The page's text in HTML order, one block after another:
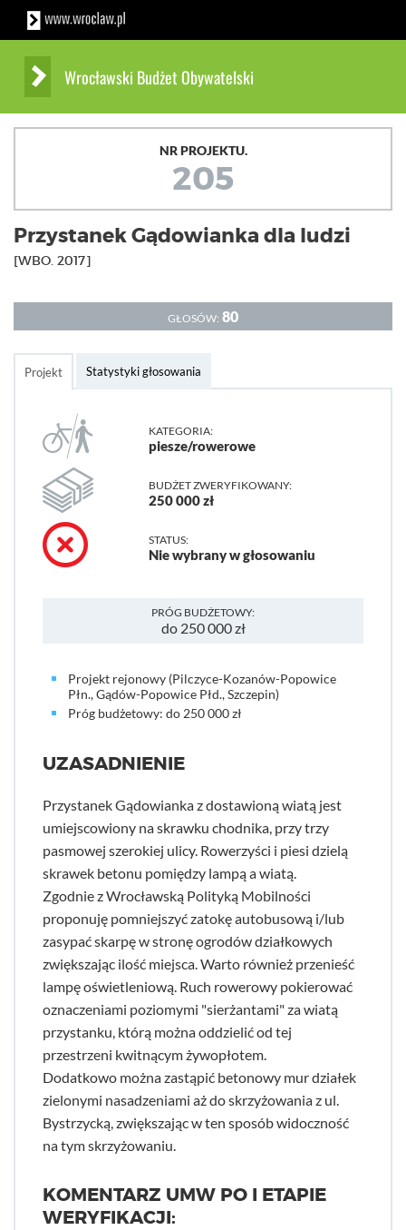
Wrocławski Budżet Obywatelski
NR PROJEKTU.
205
Przystanek Gądowianka dla ludzi
[WBO. 2017]
GŁOSÓW: 80
Projekt Statystyki głosowania
KATEGORIA:
piesze/rowerowe
BUDŻET ZWERYFIKOWANY:
250 000 zł
STATUS:
Nie wybrany w głosowaniu
PRÓG BUDŻETOWY:
do 250 000 zł
Projekt rejonowy (Pilczyce-Kozanów-Popowice
Płn., Gądów-Popowice Płd., Szczepin)
Próg budżetowy: do 250 000 zł
UZASADNIENIE
Przystanek Gądowianka z dostawioną wiatą jest
umiejscowiony na skrawku chodnika, przy trzy
pasmowej szerokiej ulicy. Rowerzyści i piesi dzielą
skrawek betonu pomiędzy lampą a wiatą.
Zgodnie z Wrocławską Polityką Mobilności
proponuję pomniejszyć zatokę autobusową i/lub
zasypać skarpę w stronę ogrodów działkowych
zwiększając ilość miejsca. Warto również przenieść
lampę oświetleniową. Ruch rowerowy pokierować
oznaczeniami poziomymi "sierżantami" za wiatą
przystanku, którą można oddzielić od tej
przestrzeni kwitnącym żywopłotem.
Dodatkowo można zastąpić betonowy mur działek
zielonymi nasadzeniami aż do skrzyżowania z ul.
Bystrzycką, zwiększając w ten sposób widoczność
na tym skrzyżowaniu.
KOMENTARZ UMW PO I ETAPIE
WERYFIKACJI: